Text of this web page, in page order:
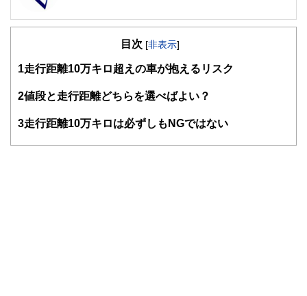
FinancialField編集部は、金融、経済に関する記事を、日々
知識がない方でも理解できるようわかりやすく発信していま
得者を中心に「お金や暮らし」に関する書籍・雑誌の編集経
験者で構成され、企画立案から記事掲載まですべての工程に
目次 [非表示]
1 走行距離10万キロ超えの車が抱えるリスク
2値段と走行距離どちらを選べばよい？
3走行距離10万キロは必ずしもNGではない